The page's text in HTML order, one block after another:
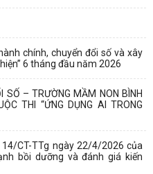
chính, chuyển đổi số và xây
6 tháng đầu năm 2026
SỐ – TRƯỜNG MẦM NON BÌNH
THI “ỨNG DỤNG AI TRONG
CT-TTg ngày 22/4/2026 của
bồi dưỡng và đánh giá kiến